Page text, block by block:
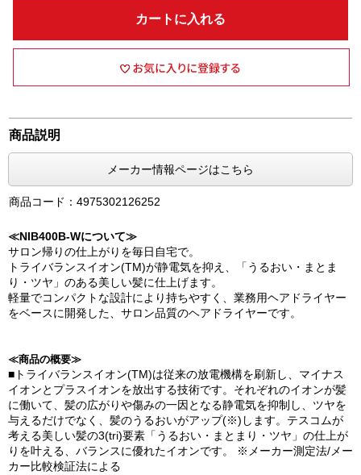
カートに入れる
商品説明
メーカー情報ページはこちら
商品コード：4975302126252
≪NIB400B-Wについて≫
サロン帰りの仕上がりを毎日自宅で。
トライバランスイオン(TM)が静電気を抑え、「うるおい・まとま
り・ツヤ」のある美しい髪に仕上げます。
軽量でコンパクトな設計により持ちやすく、業務用ヘアドライヤー
をベースに開発した、サロン品質のヘアドライヤーです。
≪商品の概要≫
■トライバランスイオン(TM)は従来の放電機構を刷新し、マイナス
イオンとプラスイオンを放出する技術です。それぞれのイオンが髪
に働いて、髪の広がりや傷みの一因となる静電気を抑制し、ツヤを
与えるだけでなく、髪のうるおいがアップ(※)します。テスコムが
考える美しい髪の3(tri)要素「うるおい・まとまり・ツヤ」の仕上が
りを叶える、バランスに優れたイオンです。 ※メーカー測定法/メー
カー比較検証法による